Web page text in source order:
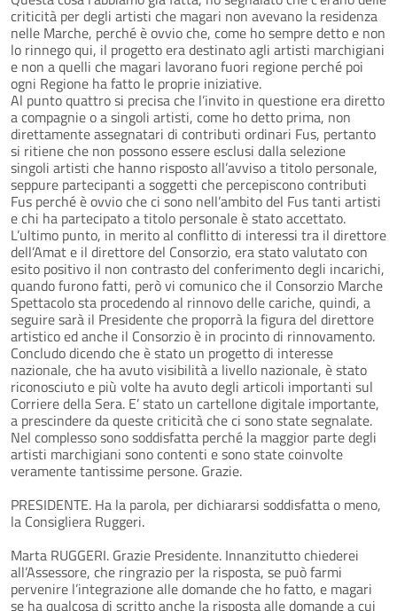
criticità per degli artisti che magari non avevano la residenza
nelle Marche, perché è ovvio che, come ho sempre detto e non
lo rinnego qui, il progetto era destinato agli artisti marchigiani
e non a quelli che magari lavorano fuori regione perché poi
ogni Regione ha fatto le proprie iniziative.
Al punto quattro si precisa che l’invito in questione era diretto
a compagnie o a singoli artisti, come ho detto prima, non
direttamente assegnatari di contributi ordinari Fus, pertanto
si ritiene che non possono essere esclusi dalla selezione
singoli artisti che hanno risposto all’avviso a titolo personale,
seppure partecipanti a soggetti che percepiscono contributi
Fus perché è ovvio che ci sono nell’ambito del Fus tanti artisti
e chi ha partecipato a titolo personale è stato accettato.
L’ultimo punto, in merito al conflitto di interessi tra il direttore
dell’Amat e il direttore del Consorzio, era stato valutato con
esito positivo il non contrasto del conferimento degli incarichi,
quando furono fatti, però vi comunico che il Consorzio Marche
Spettacolo sta procedendo al rinnovo delle cariche, quindi, a
seguire sarà il Presidente che proporrà la figura del direttore
artistico ed anche il Consorzio è in procinto di rinnovamento.
Concludo dicendo che è stato un progetto di interesse
nazionale, che ha avuto visibilità a livello nazionale, è stato
riconosciuto e più volte ha avuto degli articoli importanti sul
Corriere della Sera. E’ stato un cartellone digitale importante,
a prescindere da queste criticità che ci sono state segnalate.
Nel complesso sono soddisfatta perché la maggior parte degli
artisti marchigiani sono contenti e sono state coinvolte
veramente tantissime persone. Grazie.
PRESIDENTE. Ha la parola, per dichiararsi soddisfatta o meno,
la Consigliera Ruggeri.
Marta RUGGERI. Grazie Presidente. Innanzitutto chiederei
all’Assessore, che ringrazio per la risposta, se può farmi
pervenire l’integrazione alle domande che ho fatto, e magari
se ha qualcosa di scritto anche la risposta alle domande a cui